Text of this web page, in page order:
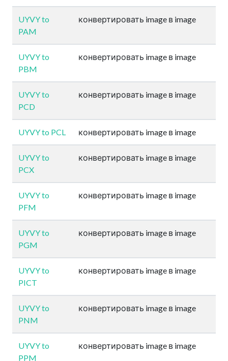
UYVY to
PAM
конвертировать image в image
UYVY to
PBM
конвертировать image в image
UYVY to
PCD
конвертировать image в image
UYVY to PCL конвертировать image в image
UYVY to
PCX
конвертировать image в image
UYVY to
PFM
конвертировать image в image
UYVY to
PGM
конвертировать image в image
UYVY to
PICT
конвертировать image в image
UYVY to
PNM
конвертировать image в image
UYVY to
PPM
конвертировать image в image